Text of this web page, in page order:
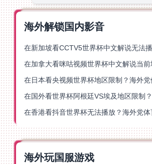
海外解锁国内影音
海外玩国服游戏